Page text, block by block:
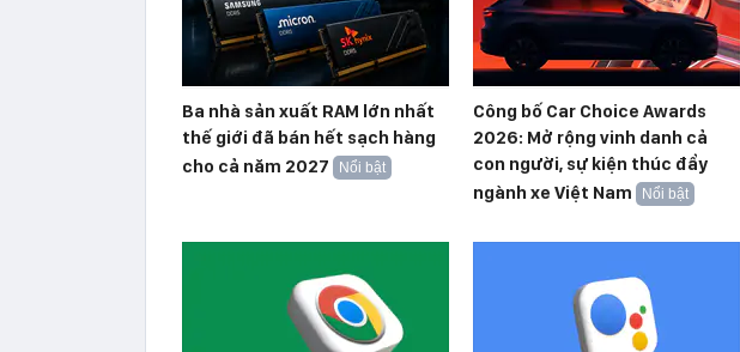
Ba nhà sản xuất RAM lớn nhất
thế giới đã bán hết sạch hàng
cho cả năm 2027
Nổi bật
Công bố Car Choice Awards
2026: Mở rộng vinh danh cả
con người, sự kiện thúc đẩy
ngành xe Việt Nam
Nổi bật